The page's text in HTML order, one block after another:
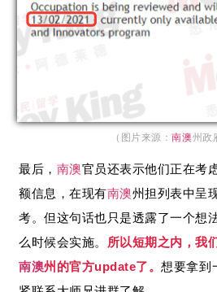
（图片来源：南澳州政
最后， 南澳官员还表示他们正在考
额信息，在现有南澳州担列表中呈
考。但这句话也只是透露了一个想
么时候会实施。 所以短期之内，我
南澳州的官方update了。想要拿到